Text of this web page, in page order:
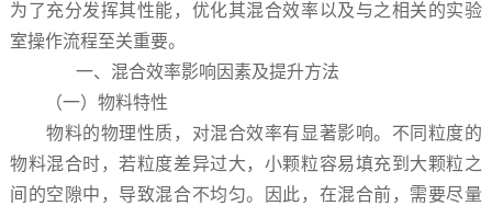
为了充分发挥其性能，优化其混合效率以及与之相关的实验
室操作流程至关重要。
一、混合效率影响因素及提升方法
（一）物料特性
物料的物理性质，对混合效率有显著影响。不同粒度的
物料混合时，若粒度差异过大，小颗粒容易填充到大颗粒之
间的空隙中，导致混合不均匀。因此，在混合前，需要尽量